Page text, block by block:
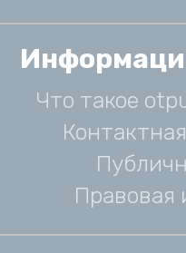
Что такое
Правовая